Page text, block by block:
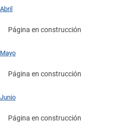
Abril
Página en construcción
Mayo
Página en construcción
Junio
Página en construcción